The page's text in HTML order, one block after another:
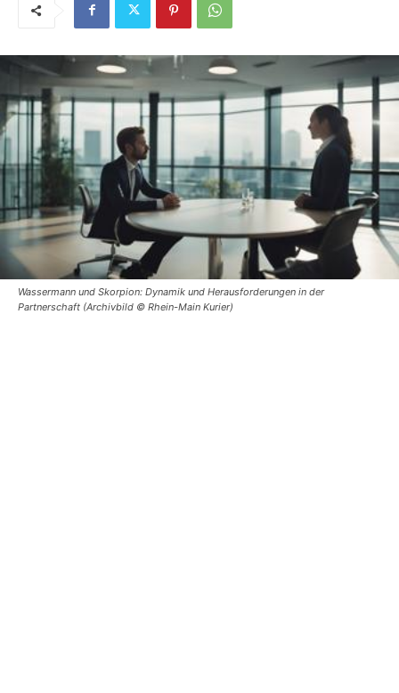
Wassermann und Skorpion: Dynamik und Herausforderungen in der
Partnerschaft (Archivbild © Rhein-Main Kurier)